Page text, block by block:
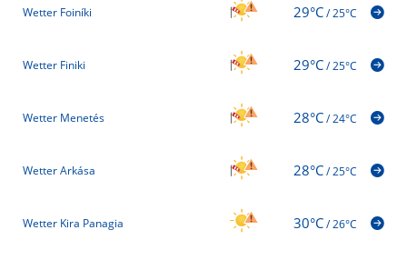
Wetter Foiníki 29°C/25°C
Wetter Finiki 29°C/25°C
Wetter Menetés 28°C/24°C
Wetter Arkása 28°C/25°C
Wetter Kira Panagia 30°C/26°C